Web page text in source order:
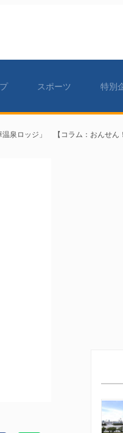
スポーツ 特別
泉ロッジ」 【コラム：おんせ